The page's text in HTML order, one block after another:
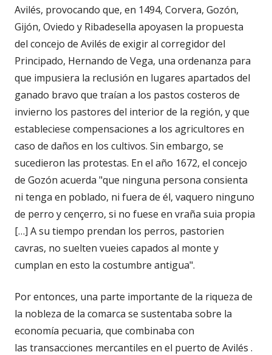
Avilés, provocando que, en 1494, Corvera, Gozón,
Gijón, Oviedo y Ribadesella apoyasen la propuesta
del concejo de Avilés de exigir al corregidor del
Principado, Hernando de Vega, una ordenanza para
que impusiera la reclusión en lugares apartados del
ganado bravo que traían a los pastos costeros de
invierno los pastores del interior de la región, y que
estableciese compensaciones a los agricultores en
caso de daños en los cultivos. Sin embargo, se
sucedieron las protestas. En el año 1672, el concejo
de Gozón acuerda "que ninguna persona consienta
ni tenga en poblado, ni fuera de él, vaquero ninguno
de perro y cençerro, si no fuese en vraña suia propia
[…] A su tiempo prendan los perros, pastorien
cavras, no suelten vueies capados al monte y
cumplan en esto la costumbre antigua".
Por entonces, una parte importante de la riqueza de
la nobleza de la comarca se sustentaba sobre la
economía pecuaria, que combinaba con
las transacciones mercantiles en el puerto de Avilés .